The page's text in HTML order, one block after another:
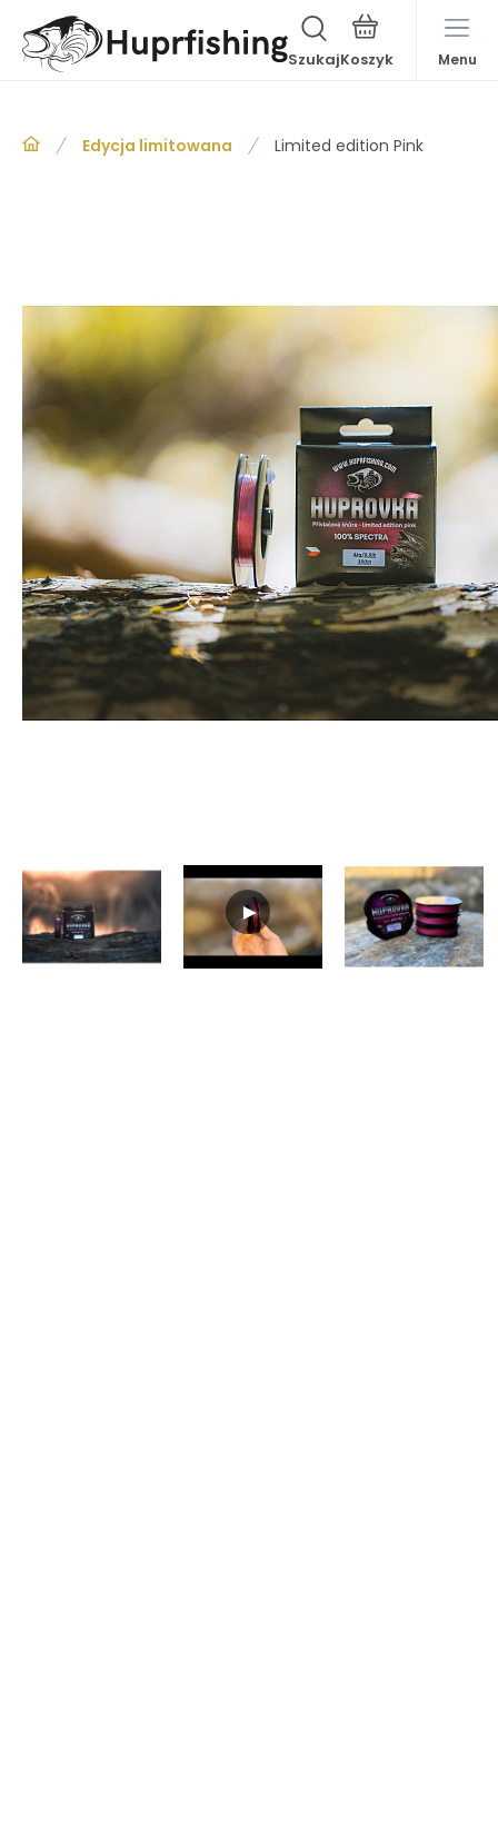
Szukaj Menu
Edycja limitowana Limited edition Pink